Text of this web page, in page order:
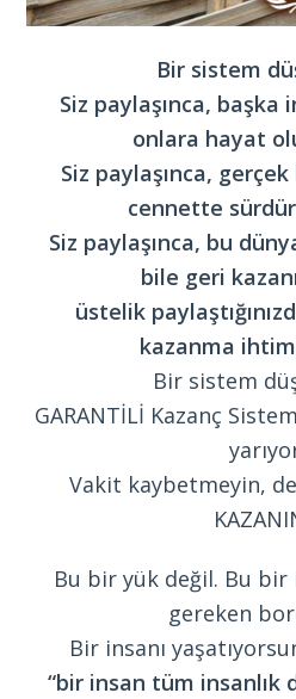
Bir sistem
Siz paylaşınca, başka
onlara hayat
Siz paylaşınca, gerçek
cennette
Siz paylaşınca, bu
bile geri
üstelik
kazanma
Bir sistem
GARANTİLİ Kazanç
Vakit kaybetmeyin,
Bu bir yük değil. Bu
gereken
Bir insanı
“bir insan tüm insanlık